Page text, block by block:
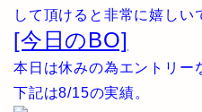
して頂けると非常に嬉しい
[今日のBO]
本日は休みの為エントリー
下記は8/15の実績。